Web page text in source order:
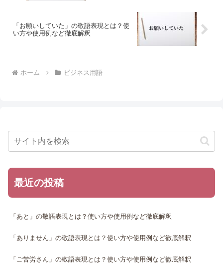
「お願いしていた」の敬語表現とは？使
い方や使用例など徹底解釈
ホーム ビジネス用語
最近の投稿
「あと」の敬語表現とは？使い方や使用例など徹底解釈
「ありません」の敬語表現とは？使い方や使用例など徹底解釈
「ご苦労さん」の敬語表現とは？使い方や使用例など徹底解釈